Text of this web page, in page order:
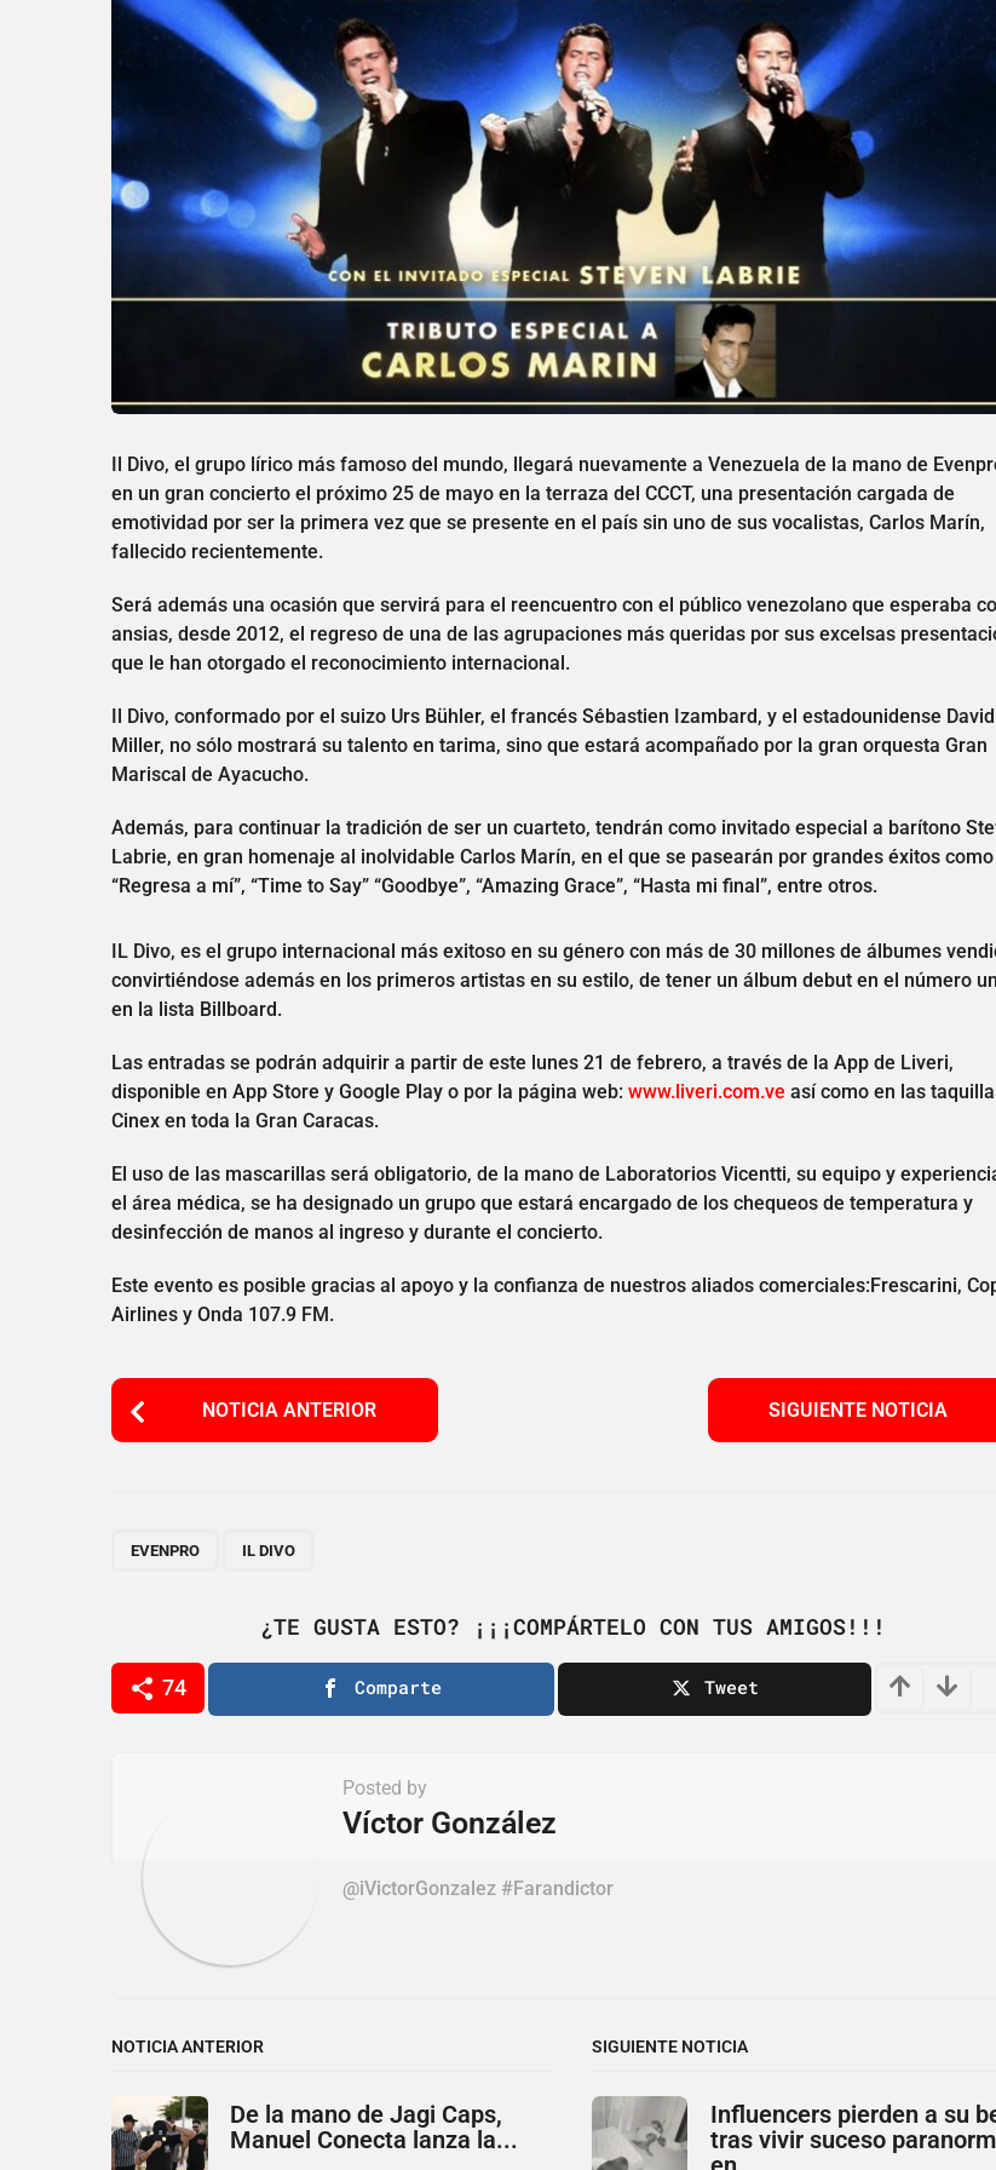
Il Divo, el grupo lírico más famoso del mundo, llegará nuevamente a Venezuela de la mano de
en un gran concierto el próximo 25 de mayo en la terraza del CCCT, una presentación cargada de
emotividad por ser la primera vez que se presente en el país sin uno de sus vocalistas, Carlos Marín,
fallecido recientemente.
Será además una ocasión que servirá para el reencuentro con el público venezolano que esperaba
ansias, desde 2012, el regreso de una de las agrupaciones más queridas por sus excelsas
que le han otorgado el reconocimiento internacional.
Il Divo, conformado por el suizo Urs Bühler, el francés Sébastien Izambard, y el estadounidense David
Miller, no sólo mostrará su talento en tarima, sino que estará acompañado por la gran orquesta Gran
Mariscal de Ayacucho.
Además, para continuar la tradición de ser un cuarteto, tendrán como invitado especial a barítono
Labrie, en gran homenaje al inolvidable Carlos Marín, en el que se pasearán por grandes éxitos como
“Regresa a mí”, “Time to Say” “Goodbye”, “Amazing Grace”, “Hasta mi final”, entre otros.
IL Divo, es el grupo internacional más exitoso en su género con más de 30 millones de álbumes
convirtiéndose además en los primeros artistas en su estilo, de tener un álbum debut en el número
en la lista Billboard.
Las entradas se podrán adquirir a partir de este lunes 21 de febrero, a través de la App de Liveri,
disponible en App Store y Google Play o por la página web: www.liveri.com.ve así como en las
Cinex en toda la Gran Caracas.
El uso de las mascarillas será obligatorio, de la mano de Laboratorios Vicentti, su equipo y
el área médica, se ha designado un grupo que estará encargado de los chequeos de temperatura y
desinfección de manos al ingreso y durante el concierto.
Este evento es posible gracias al apoyo y la confianza de nuestros aliados comerciales:Frescarini,
Airlines y Onda 107.9 FM.
P
o
P
i
n
NOTICIA ANTERIOR SIGUIENTE NOTICIA
EVENPRO IL DIVO
¿TE GUSTA ESTO? ¡¡¡COMPÁRTELO CON TUS AMIGOS!!!
74 Comparte Tweet
Posted by
Víctor González
@iVictorGonzalez #Farandictor
NOTICIA ANTERIOR
De la mano de Jagi Caps,
Manuel Conecta lanza la...
SIGUIENTE NOTICIA
Influencers pierden a su
tras vivir suceso